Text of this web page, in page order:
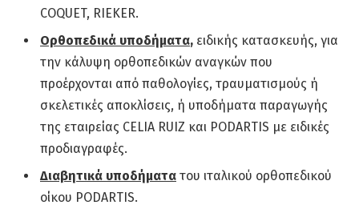
COQUET, RIEKER.
Ορθοπεδικά υποδήματα, ειδικής κατασκευής, για
την κάλυψη ορθοπεδικών αναγκών που
προέρχονται από παθολογίες, τραυματισμούς ή
σκελετικές αποκλίσεις, ή υποδήματα παραγωγής
της εταιρείας CELIA RUIZ και PODARTIS με ειδικές
προδιαγραφές.
Διαβητικά υποδήματα του ιταλικού ορθοπεδικού
οίκου PODARTIS.